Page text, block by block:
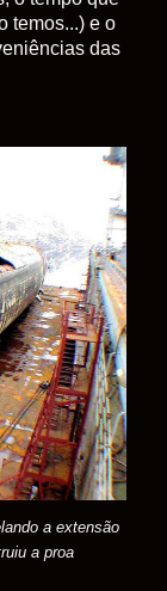
temos...) e o
das
a extensão
a proa